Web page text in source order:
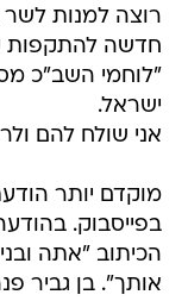
רוצה למנות לשר
חדשה להתקפות
"לוחמי השב"כ
ישראל.
אני שולח להם
מוקדם יותר
בפייסבוק.
הכיתוב "אתה
אותך". בן גביר